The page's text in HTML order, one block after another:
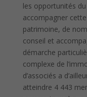
les opportunités
accompagner
patrimoine, de
conseil et
démarche
complexe de
d’associés a
atteindre 4 443